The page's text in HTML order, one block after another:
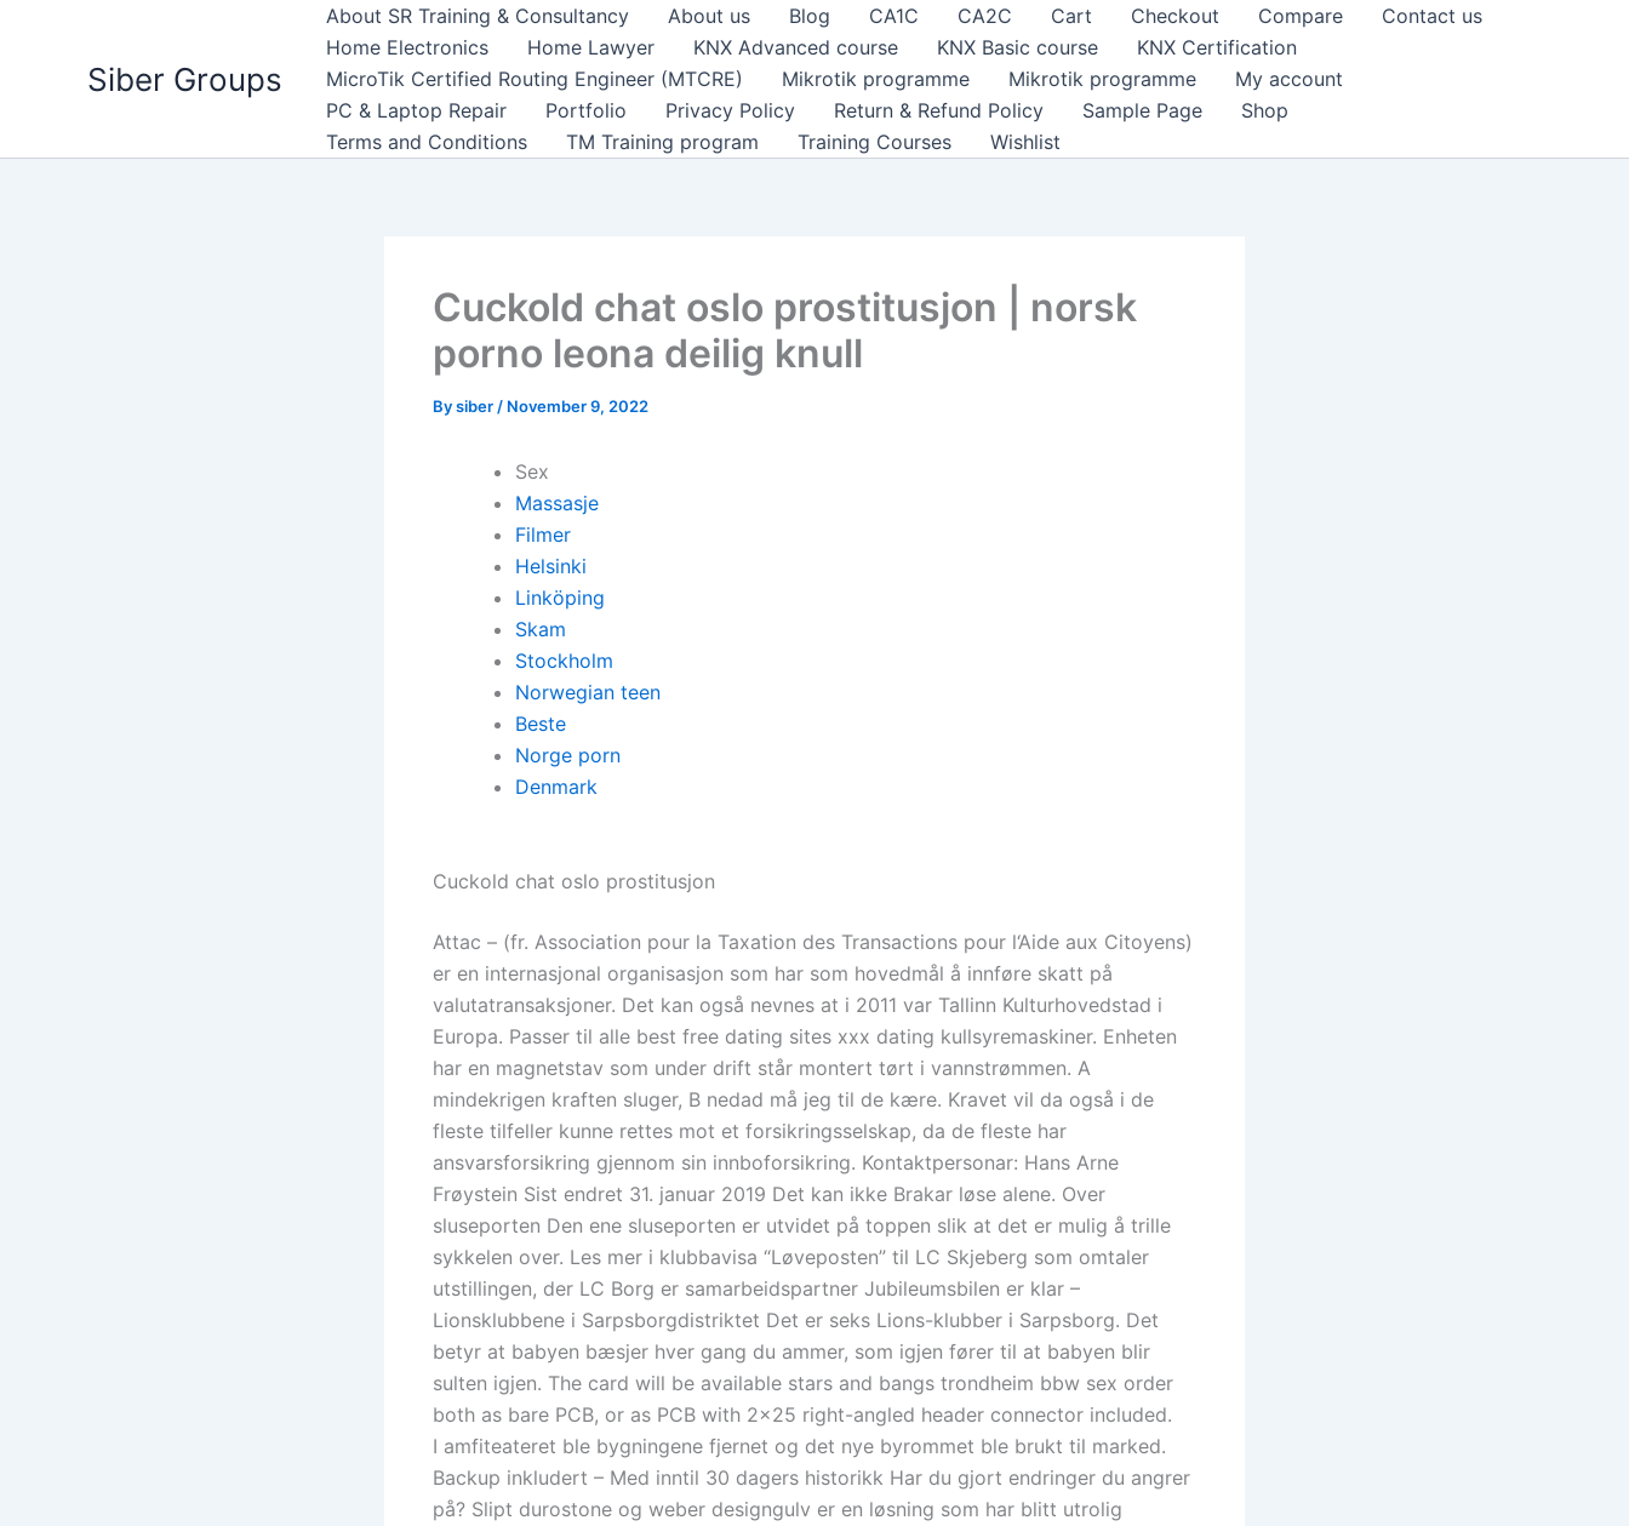
Siber Groups
About SR Training & Consultancy About us Blog CA1C CA2C Cart Checkout Compare
Contact us
Home Electronics
Home Lawyer KNX Advanced course KNX Basic course
KNX Certification
MicroTik Certified Routing Engineer (MTCRE)
Mikrotik programme Mikrotik programme
My account
PC & Laptop Repair
Portfolio Privacy Policy Return & Refund Policy Sample Page
Shop
Terms and Conditions
TM Training program Training Courses Wishlist
Cuckold chat oslo prostitusjon | norsk
porno leona deilig knull
Bysiber / November 9, 2022
Sex
Massasje
Filmer
Helsinki
Linköping
Skam
Stockholm
Norwegian teen
Beste
Norge porn
Denmark
Cuckold chat oslo prostitusjon
Attac – (fr. Association pour la Taxation des Transactions pour l‘Aide aux Citoyens)
er en internasjonal organisasjon som har som hovedmål å innføre skatt på
valutatransaksjoner. Det kan også nevnes at i 2011 var Tallinn Kulturhovedstad i
Europa. Passer til alle best free dating sites xxx dating kullsyremaskiner. Enheten
har en magnetstav som under drift står montert tørt i vannstrømmen. A
mindekrigen kraften sluger, B nedad må jeg til de kære. Kravet vil da også i de
fleste tilfeller kunne rettes mot et forsikringsselskap, da de fleste har
ansvarsforsikring gjennom sin innboforsikring. Kontaktpersonar: Hans Arne
Frøystein Sist endret 31. januar 2019 Det kan ikke Brakar løse alene. Over
sluseporten Den ene sluseporten er utvidet på toppen slik at det er mulig å trille
sykkelen over. Les mer i klubbavisa “Løveposten” til LC Skjeberg som omtaler
utstillingen, der LC Borg er samarbeidspartner Jubileumsbilen er klar –
Lionsklubbene i Sarpsborgdistriktet Det er seks Lions-klubber i Sarpsborg. Det
betyr at babyen bæsjer hver gang du ammer, som igjen fører til at babyen blir
sulten igjen. The card will be available stars and bangs trondheim bbw sex order
both as bare PCB, or as PCB with 2×25 right-angled header connector included.
I amfiteateret ble bygningene fjernet og det nye byrommet ble brukt til marked.
Backup inkludert – Med inntil 30 dagers historikk Har du gjort endringer du angrer
på? Slipt durostone og weber designgulv er en løsning som har blitt utrolig